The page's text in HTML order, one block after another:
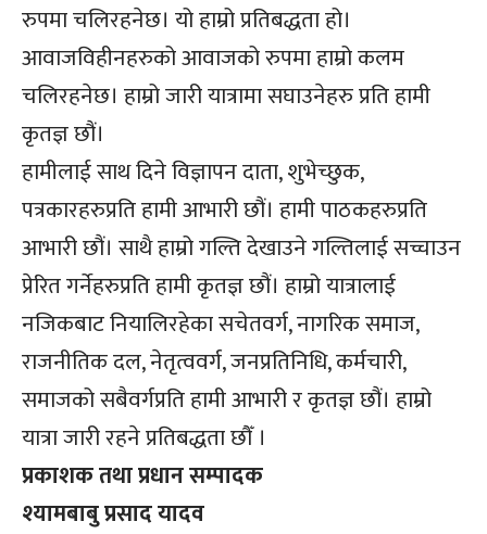
रुपमा चलिरहनेछ। यो हाम्रो प्रतिबद्धता हो।
आवाजविहीनहरुको आवाजको रुपमा हाम्रो कलम
चलिरहनेछ। हाम्रो जारी यात्रामा सघाउनेहरु प्रति हामी
कृतज्ञ छौं।
हामीलाई साथ दिने विज्ञापन दाता, शुभेच्छुक,
पत्रकारहरुप्रति हामी आभारी छौं। हामी पाठकहरुप्रति
आभारी छौं। साथै हाम्रो गल्ति देखाउने गल्तिलाई सच्चाउन
प्रेरित गर्नेहरुप्रति हामी कृतज्ञ छौं। हाम्रो यात्रालाई
नजिकबाट नियालिरहेका सचेतवर्ग, नागरिक समाज,
राजनीतिक दल, नेतृत्ववर्ग, जनप्रतिनिधि, कर्मचारी,
समाजको सबैवर्गप्रति हामी आभारी र कृतज्ञ छौं। हाम्रो
यात्रा जारी रहने प्रतिबद्धता छौँ ।
प्रकाशक तथा प्रधान सम्पादक
श्यामबाबु प्रसाद यादव